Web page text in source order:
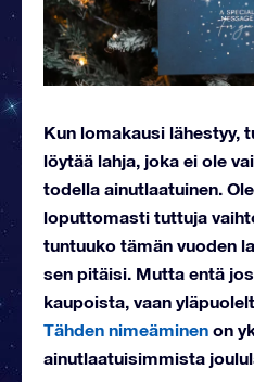
Kun lomakausi lähestyy,
löytää lahja, joka ei ole
todella ainutlaatuinen.
loputtomasti tuttuja
tuntuuko tämän vuoden
sen pitäisi. Mutta entä
kaupoista, vaan
Tähden nimeäminen on
ainutlaatuisimmista